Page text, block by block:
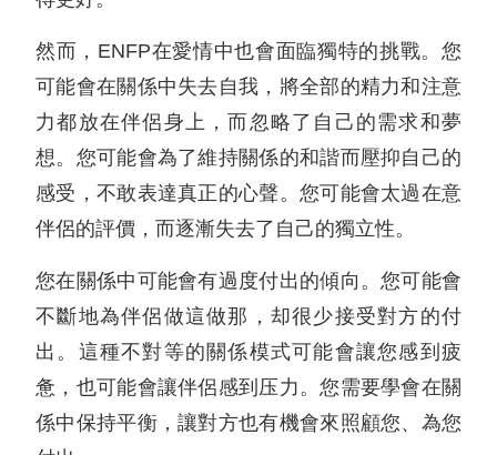
然而，ENFP在愛情中也會面臨獨特的挑戰。您
可能會在關係中失去自我，將全部的精力和注意
力都放在伴侶身上，而忽略了自己的需求和夢
想。您可能會為了維持關係的和諧而壓抑自己的
感受，不敢表達真正的心聲。您可能會太過在意
伴侶的評價，而逐漸失去了自己的獨立性。
您在關係中可能會有過度付出的傾向。您可能會
不斷地為伴侶做這做那，却很少接受對方的付
出。這種不對等的關係模式可能會讓您感到疲
惫，也可能會讓伴侶感到压力。您需要學會在關
係中保持平衡，讓對方也有機會來照顧您、為您